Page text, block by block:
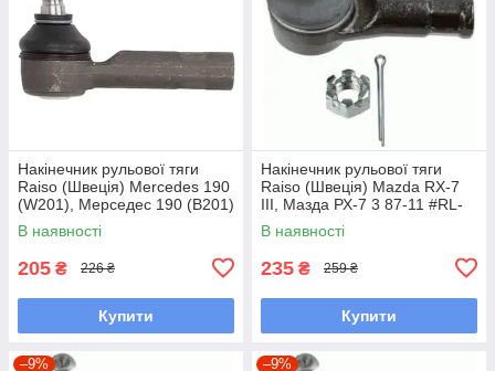
Накінечник рульової тяги
Raiso (Швеція) Mercedes 190
(W201), Мерседес 190 (В201)
82-93 #RL-338110M
UAYXAOD7
В наявності
205 ₴ 226 ₴
Купити
Накінечник рульової тяги
Raiso (Швеція) Mazda RX-7
III, Мазда РХ-7 3 87-11 #RL-
232280M UAQWNIH7
В наявності
235 ₴ 259 ₴
Купити
–9% –9%